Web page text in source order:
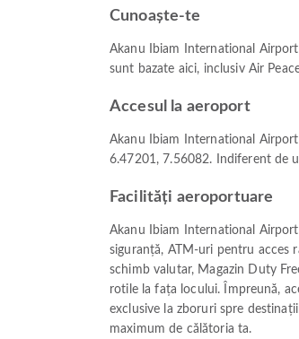
Cunoaște-te
Akanu Ibiam International
sunt bazate aici, inclusiv Air
Accesul la aeroport
Akanu Ibiam International
6.47201, 7.56082. Indiferent de
Facilități aeroportuare
Akanu Ibiam International
siguranță, ATM-uri pentru acces
schimb valutar, Magazin Duty
rotile la fața locului. Împreună,
exclusive la zboruri spre
maximum de călătoria ta.